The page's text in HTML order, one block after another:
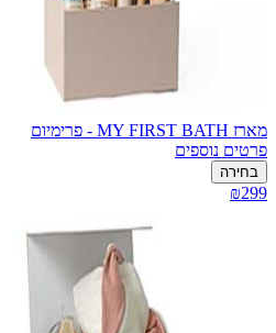
מארז MY FIRST BATH - פרימיום
פרטים נוספים
בחירה
₪299